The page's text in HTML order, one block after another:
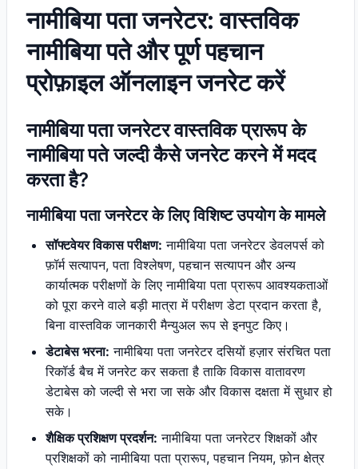
नामीबिया पता जनरेटर: वास्तविक
नामीबिया पते और पूर्ण पहचान
प्रोफ़ाइल ऑनलाइन जनरेट करें
नामीबिया पता जनरेटर वास्तविक प्रारूप के
नामीबिया पते जल्दी कैसे जनरेट करने में मदद
करता है?
नामीबिया पता जनरेटर के लिए विशिष्ट उपयोग के मामले
सॉफ्टवेयर विकास परीक्षण: नामीबिया पता जनरेटर डेवलपर्स को
फ़ॉर्म सत्यापन, पता विश्लेषण, पहचान सत्यापन और अन्य
कार्यात्मक परीक्षणों के लिए नामीबिया पता प्रारूप आवश्यकताओं
को पूरा करने वाले बड़ी मात्रा में परीक्षण डेटा प्रदान करता है,
बिना वास्तविक जानकारी मैन्युअल रूप से इनपुट किए।
डेटाबेस भरना: नामीबिया पता जनरेटर दसियों हज़ार संरचित पता
रिकॉर्ड बैच में जनरेट कर सकता है ताकि विकास वातावरण
डेटाबेस को जल्दी से भरा जा सके और विकास दक्षता में सुधार हो
सके।
शैक्षिक प्रशिक्षण प्रदर्शन: नामीबिया पता जनरेटर शिक्षकों और
प्रशिक्षकों को नामीबिया पता प्रारूप, पहचान नियम, फ़ोन क्षेत्र